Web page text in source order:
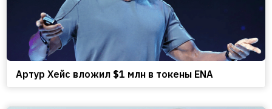
Артур Хейс вложил $1 млн в токены ENA